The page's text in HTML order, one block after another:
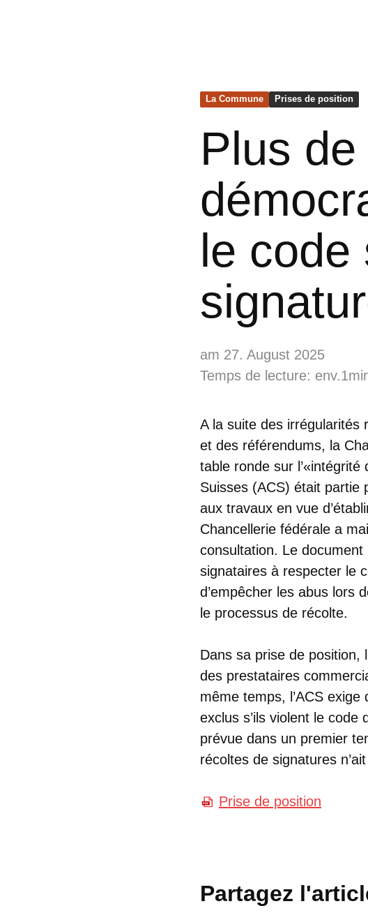
La Commune Prises de position
Plus
le code
am 27. August 2025
Temps de lecture:
A la suite des irrégularités
et des référendums, la
table ronde sur
Suisses (ACS) était partie
aux travaux en vue
Chancellerie fédérale a
consultation. Le document
signataires à respecter le
d’empêcher les abus lors
le processus de récolte.
Dans sa prise de position,
des prestataires
même temps, l’ACS
exclus s’ils violent le code
prévue dans un premier
récoltes de signatures
Prise de position
Partagez